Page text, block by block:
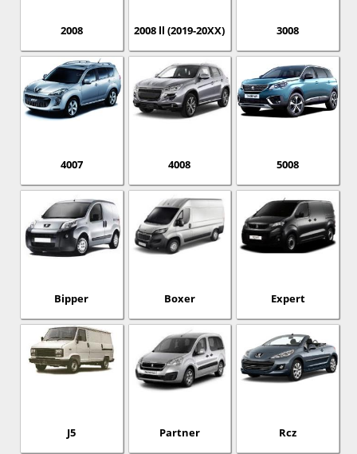
2008 2008 ll (2019-20XX) 3008
4007 4008 5008
Bipper Boxer Expert
J5 Partner Rcz